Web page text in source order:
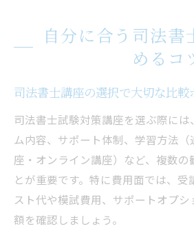
社会人向け司法書士講座
仕事と両立できる司法書
司法書士予備校社会人に
社会人が選ぶ司法書士講
スキマ時間で学べる司法
通信型司法書士試験対策の最
通信型司法書士講座のメ
司法書士通信講座おすす
自分に合う司法書
めるコ
司法書士講座の選択で大切な比較
司法書士試験対策講座を選ぶ際に
ム内容、サポート体制、学習方法
座・オンライン講座）など、複数の
とが重要です。特に費用面では、受
スト代や模試費用、サポートオプ
額を確認しましょう。